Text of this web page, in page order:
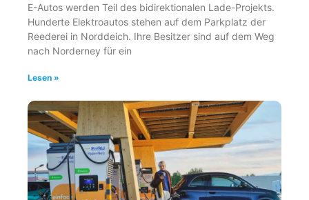
E-Autos werden Teil des bidirektionalen Lade-Projekts.
Hunderte Elektroautos stehen auf dem Parkplatz der
Reederei in Norddeich. Ihre Besitzer sind auf dem Weg
nach Norderney für ein
Lesen »